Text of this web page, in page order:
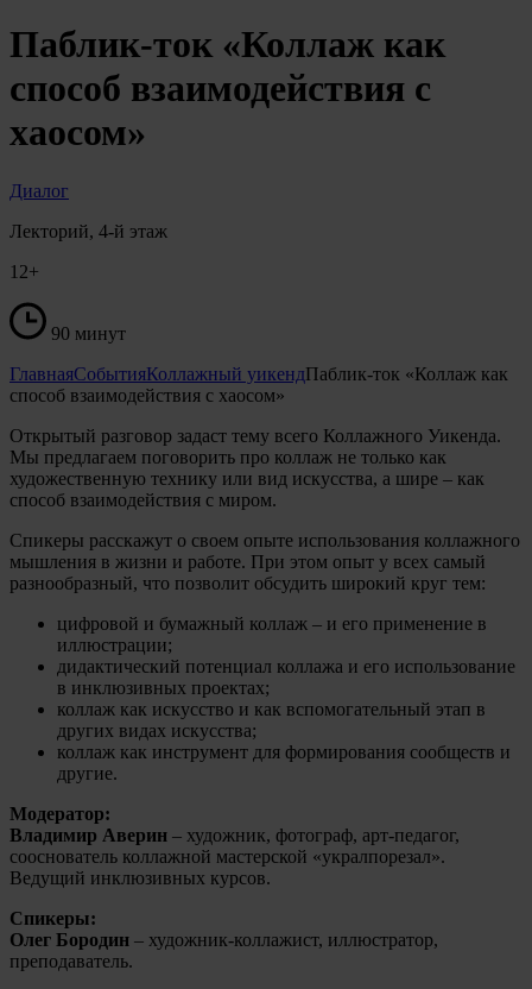
Паблик-ток «Коллаж как
способ взаимодействия с
хаосом»
Диалог
Лекторий, 4-й этаж
12+
90 минут
ГлавнаяСобытияКоллажный уикендПаблик-ток «Коллаж как
способ взаимодействия с хаосом»
Открытый разговор задаст тему всего Коллажного Уикенда.
Мы предлагаем поговорить про коллаж не только как
художественную технику или вид искусства, а шире – как
способ взаимодействия с миром.
Спикеры расскажут о своем опыте использования коллажного
мышления в жизни и работе. При этом опыт у всех самый
разнообразный, что позволит обсудить широкий круг тем:
цифровой и бумажный коллаж – и его применение в
иллюстрации;
дидактический потенциал коллажа и его использование
в инклюзивных проектах;
коллаж как искусство и как вспомогательный этап в
других видах искусства;
коллаж как инструмент для формирования сообществ и
другие.
Модератор:
Владимир Аверин – художник, фотограф, арт-педагог,
сооснователь коллажной мастерской «укралпорезал».
Ведущий инклюзивных курсов.
Спикеры:
Олег Бородин – художник-коллажист, иллюстратор,
преподаватель.